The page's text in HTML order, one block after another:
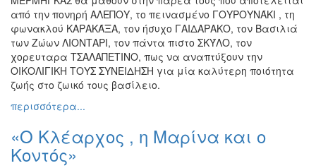
από την πονηρή ΑΛΕΠΟΥ, το πεινασμένο ΓΟΥΡΟΥΝΆΚΙ , τη
φωνακλού ΚΑΡΑΚΆΞΑ, τον ήσυχο ΓΑΙΔΑΡΑΚΟ, τον Βασιλιά
των Ζώων ΛΙΟΝΤΑΡΙ, τον πάντα πιστο ΣΚΎΛΟ, τον
χορευταρα ΤΣΑΛΑΠΕΤΙΝΟ, πως να αναπτύξουν την
ΟΙΚΟΛΙΓΙΚΗ ΤΟΥΣ ΣΥΝΕΙΔΗΣΗ για μία καλύτερη ποιότητα
ζωής στο ζωικό τους βασίλειο.
περισσότερα...
«Ο Κλέαρχος , η Μαρίνα και ο
Κοντός»